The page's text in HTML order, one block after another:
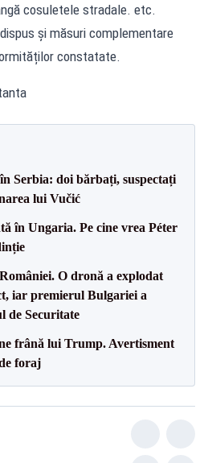
cosuletele stradale. etc.
și măsuri complementare
constatate.
Serbia: doi bărbați, suspectați
lui Vučić
în Ungaria. Pe cine vrea Péter
O dronă a explodat
iar premierul Bulgariei a
de Securitate
frână lui Trump. Avertisment
foraj